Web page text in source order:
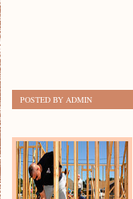
POSTED BY ADMIN